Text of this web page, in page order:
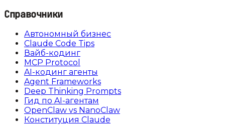
Справочники
Автономный бизнес
Claude Code Tips
Вайб-кодинг
MCP Protocol
AI-кодинг агенты
Agent Frameworks
Deep Thinking Prompts
Гид по AI-агентам
OpenClaw vs NanoClaw
Конституция Claude